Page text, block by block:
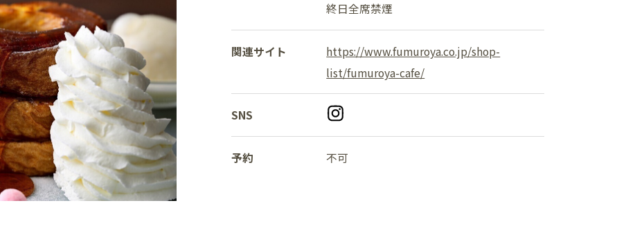
アクセス・パーキング
館内サービス
終日全席禁煙
関連サイト
https://www.fumuroya.co.jp/shop-
list/fumuroya-cafe/
SNS
予約 不可